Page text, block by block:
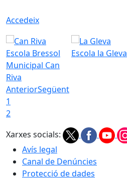
Accedeix
Escola Bressol
Municipal Can
Riva
Escola la Gleva
AnteriorSegüent
1
2
Xarxes socials:
Avís legal
Canal de Denúncies
Protecció de dades